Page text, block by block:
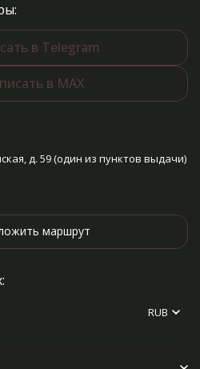
в Telegram
в MAX
д. 59 (один из пунктов выдачи)
маршрут
RUB